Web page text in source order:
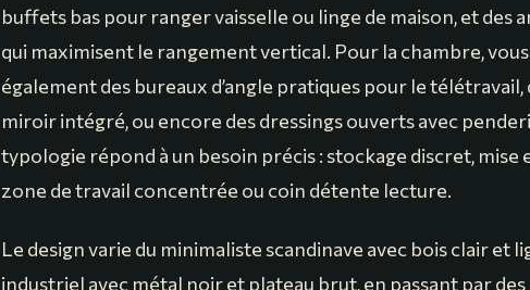
buffets bas pour ranger vaisselle ou linge de maison, et des
qui maximisent le rangement vertical. Pour la chambre,
également des bureaux d’angle pratiques pour le télétravail,
miroir intégré, ou encore des dressings ouverts avec
typologie répond à un besoin précis : stockage discret, mise
zone de travail concentrée ou coin détente lecture.
Le design varie du minimaliste scandinave avec bois clair et
industriel avec métal noir et plateau brut, en passant par